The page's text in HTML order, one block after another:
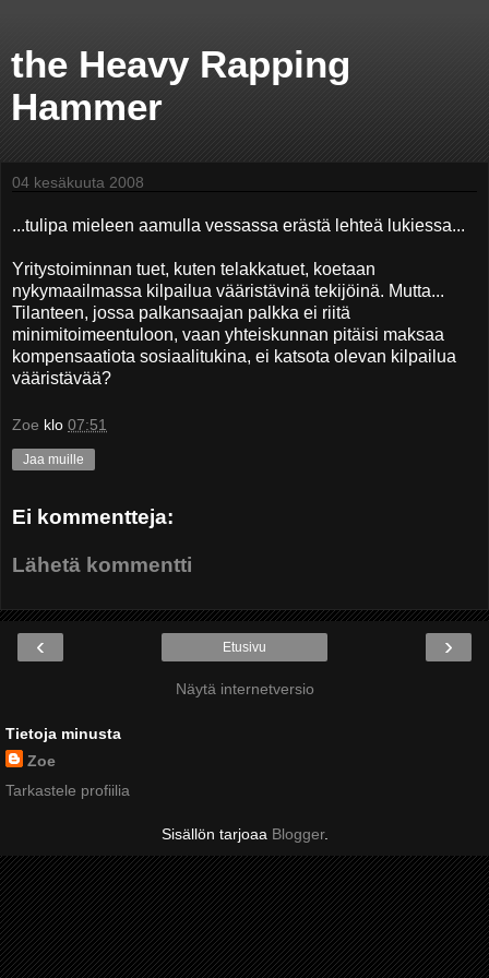
the Heavy Rapping
Hammer
04 kesäkuuta 2008
...tulipa mieleen aamulla vessassa erästä lehteä lukiessa...
Yritystoiminnan tuet, kuten telakkatuet, koetaan
nykymaailmassa kilpailua vääristävinä tekijöinä. Mutta...
Tilanteen, jossa palkansaajan palkka ei riitä
minimitoimeentuloon, vaan yhteiskunnan pitäisi maksaa
kompensaatiota sosiaalitukina, ei katsota olevan kilpailua
vääristävää?
Zoe klo 07:51
Jaa muille
Ei kommentteja:
Lähetä kommentti
‹ ›
Etusivu
Näytä internetversio
Tietoja minusta
Zoe
Tarkastele profiilia
Sisällön tarjoaa Blogger.